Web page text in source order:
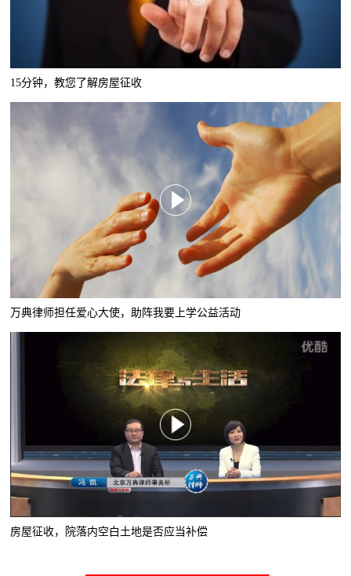
15分钟，教您了解房屋征收
万典律师担任爱心大使，助阵我要上学公益活动
房屋征收，院落内空白土地是否应当补偿